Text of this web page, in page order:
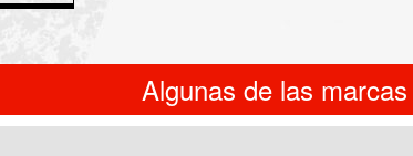
Algunas de las